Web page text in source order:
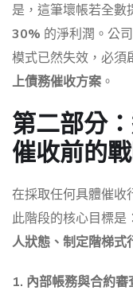
是，這筆壞帳若全數
30% 的淨利潤。公
模式已然失效，必須
上債務催收方案 。
第二部分
催收前的
在採取任何具體催收
此階段的核心目標是：
人狀態、制定階梯式
1. 內部帳務與合約審